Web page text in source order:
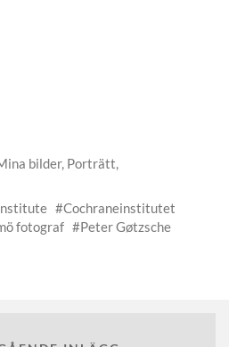
bilder, Porträtt,
Cochraneinstitutet
fotograf
Peter Gøtzsche